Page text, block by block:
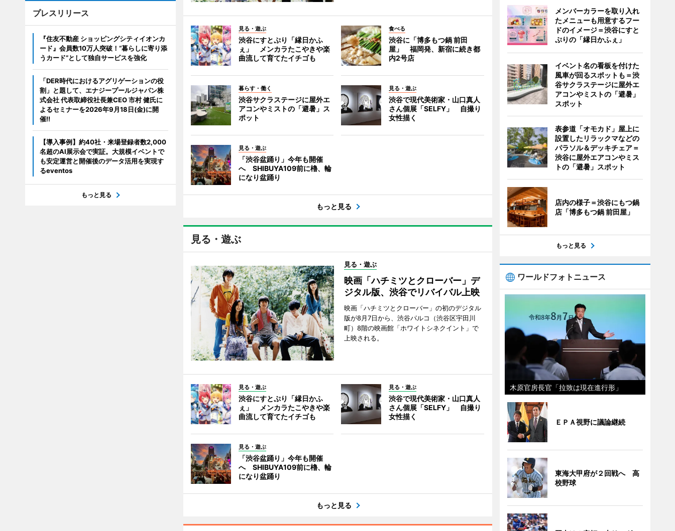
見る・遊ぶ
渋谷にすとぷり「縁日かふ
ぇ」 メンカラたこやきや楽
曲流して育てたイチゴも
食べる
渋谷に「博多もつ鍋 前田
屋」 福岡発、新宿に続き都
内2号店
暮らす・働く
渋谷サクラステージに屋外エ
アコンやミストの「避暑」ス
ポット
見る・遊ぶ
渋谷で現代美術家・山口真人
さん個展「SELFY」 自撮り
女性描く
見る・遊ぶ
「渋谷盆踊り」今年も開催
へ SHIBUYA109前に櫓、輪
になり盆踊り
もっと見る
見る・遊ぶ
見る・遊ぶ
映画「ハチミツとクローバー」デ
ジタル版、渋谷でリバイバル上映
映画「ハチミツとクローバー」の初のデジタル
版が8月7日から、渋谷パルコ（渋谷区宇田川
町）8階の映画館「ホワイトシネクイント」で
上映される。
見る・遊ぶ
渋谷にすとぷり「縁日かふ
ぇ」 メンカラたこやきや楽
曲流して育てたイチゴも
見る・遊ぶ
渋谷で現代美術家・山口真人
さん個展「SELFY」 自撮り
女性描く
見る・遊ぶ
「渋谷盆踊り」今年も開催
へ SHIBUYA109前に櫓、輪
になり盆踊り
もっと見る
プレスリリース
『住友不動産 ショッピングシティイオンカ
ード』会員数10万人突破！“暮らしに寄り添
うカード”として独自サービスを強化
「DER時代におけるアグリゲーションの役
割」と題して、エナジープールジャパン株
式会社 代表取締役社長兼CEO 市村 健氏に
よるセミナーを2026年9月18日(金)に開
催!!
【導入事例】約40社・来場登録者数2,000
名超のAI展示会で実証。大規模イベントで
も安定運営と開催後のデータ活用を実現す
るeventos
もっと見る
メンバーカラーを取り入れ
たメニューも用意するフー
ドのイメージ＝渋谷にすと
ぷりの「縁日かふぇ」
イベント名の看板を付けた
風車が回るスポットも＝渋
谷サクラステージに屋外エ
アコンやミストの「避暑」
スポット
表参道「オモカド」屋上に
設置したリラックマなどの
パラソル＆デッキチェア＝
渋谷に屋外エアコンやミス
トの「避暑」スポット
店内の様子＝渋谷にもつ鍋
店「博多もつ鍋 前田屋」
もっと見る
ワールドフォトニュース
木原官房長官「拉致は現在進行形」
ＥＰＡ視野に議論継続
東海大甲府が２回戦へ 高
校野球